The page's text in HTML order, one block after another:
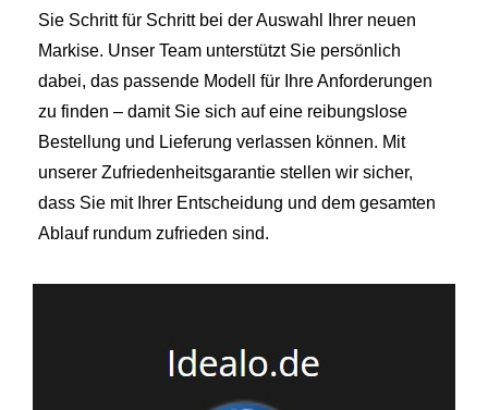
Sie Schritt für Schritt bei der Auswahl Ihrer neuen
Markise. Unser Team unterstützt Sie persönlich
dabei, das passende Modell für Ihre Anforderungen
zu finden – damit Sie sich auf eine reibungslose
Bestellung und Lieferung verlassen können. Mit
unserer Zufriedenheitsgarantie stellen wir sicher,
dass Sie mit Ihrer Entscheidung und dem gesamten
Ablauf rundum zufrieden sind.